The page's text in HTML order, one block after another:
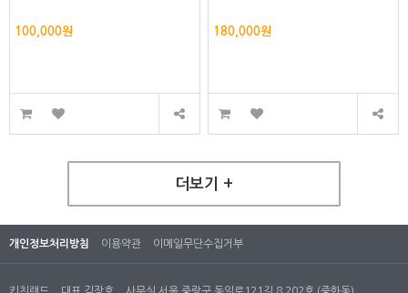
100,000원 180,000원
더보기 +
개인정보처리방침 이용약관 이메일무단수집거부